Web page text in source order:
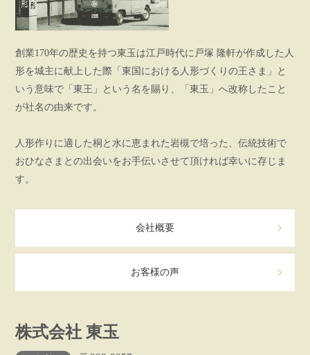
創業170年の歴史を持つ東玉は江戸時代に戸塚 隆軒が作成した人
形を城主に献上した際「東国における人形づくりの王さま」と
いう意味で「東王」という名を賜り、「東玉」へ改称したこと
が社名の由来です。
人形作りに適した桐と水に恵まれた岩槻で培った、伝統技術で
おひなさまとの出会いをお手伝いさせて頂ければ幸いに存じま
す。
会社概要
お客様の声
株式会社 東玉